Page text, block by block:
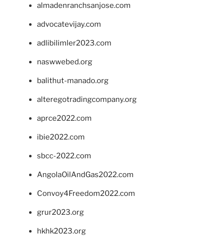
almadenranchsanjose.com
advocatevijay.com
adlibilimler2023.com
naswwebed.org
balithut-manado.org
alteregotradingcompany.org
aprce2022.com
ibie2022.com
sbcc-2022.com
AngolaOilAndGas2022.com
Convoy4Freedom2022.com
grur2023.org
hkhk2023.org